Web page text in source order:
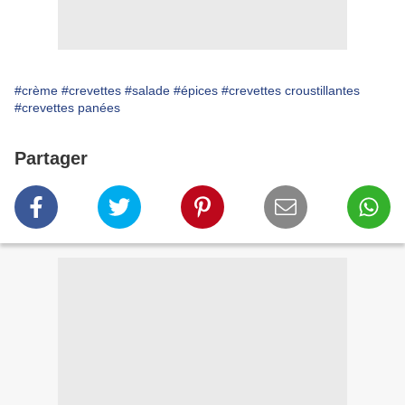
#crème #crevettes #salade #épices #crevettes croustillantes
#crevettes panées
Partager